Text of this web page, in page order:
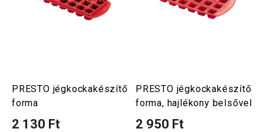
PRESTO jégkockakészítő
forma
2 130 Ft
PRESTO jégkockakészítő
forma, hajlékony belsővel
2 950 Ft